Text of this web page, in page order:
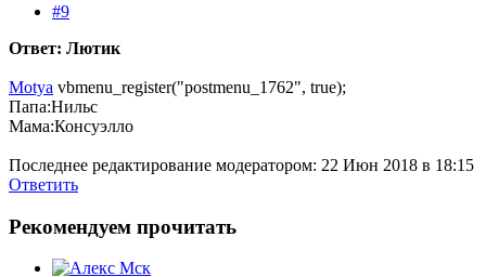
#9
Ответ: Лютик
Motya vbmenu_register("postmenu_1762", true);
Папа:Нильс
Мама:Консуэлло
Последнее редактирование модератором: 22 Июн 2018 в 18:15
Ответить
Рекомендуем прочитать